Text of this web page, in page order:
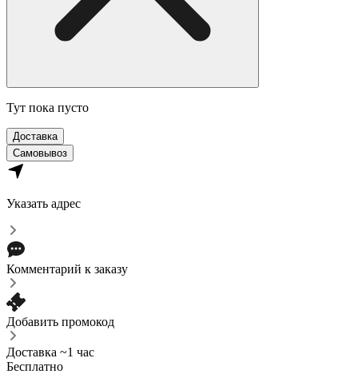
Тут пока пусто
Доставка
Самовывоз
Указать адрес
Комментарий к заказу
Добавить промокод
Доставка ~1 час
Бесплатно